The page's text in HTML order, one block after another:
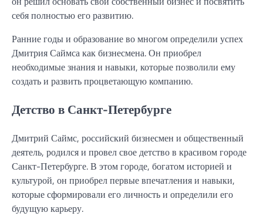
себя полностью его развитию.
Ранние годы и образование во многом определили успех
Дмитрия Саймса как бизнесмена. Он приобрел
необходимые знания и навыки, которые позволили ему
создать и развить процветающую компанию.
Детство в Санкт-Петербурге
Дмитрий Саймс, российский бизнесмен и общественный
деятель, родился и провел свое детство в красивом городе
Санкт-Петербурге. В этом городе, богатом историей и
культурой, он приобрел первые впечатления и навыки,
которые сформировали его личность и определили его
будущую карьеру.